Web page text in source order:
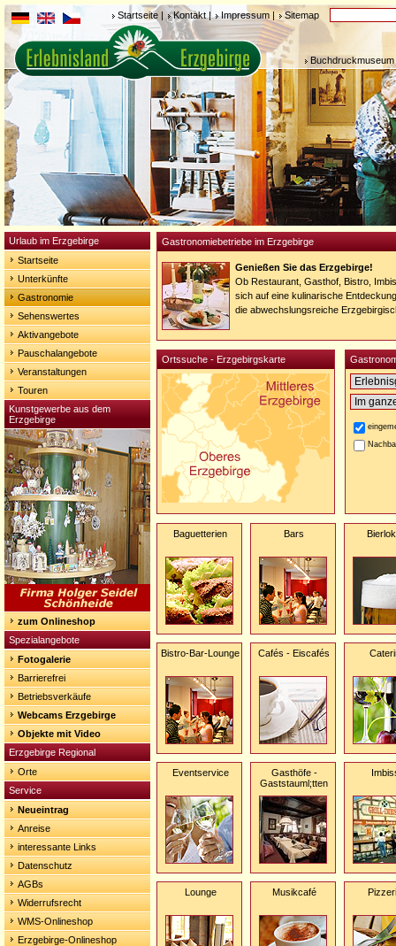
Startseite | Kontakt | Impressum | Sitemap
Urlaub im Erzgebirge
Startseite
Unterkünfte
Gastronomie
Sehenswertes
Aktivangebote
Pauschalangebote
Veranstaltungen
Touren
Kunstgewerbe aus dem
Erzgebirge
zum Onlineshop
Spezialangebote
Fotogalerie
Barrierefrei
Betriebsverkäufe
Webcams Erzgebirge
Objekte mit Video
Erzgebirge Regional
Orte
Service
Neueintrag
Anreise
interessante Links
Datenschutz
AGBs
Widerrufsrecht
WMS-Onlineshop
Erzgebirge-Onlineshop
Gastronomiebetriebe im Erzgebirge
Genießen Sie das Erzgebirge!
Ob Restaurant, Gasthof, Bistro,
sich auf eine kulinarische
die abwechslungsreiche
Ortssuche - Erzgebirgskarte
Baguetterien Bars
Bistro-Bar-Lounge Cafés - Eiscafés
Eventservice
Gasthöfe -
Gaststauml;tten
Lounge Musikcafé